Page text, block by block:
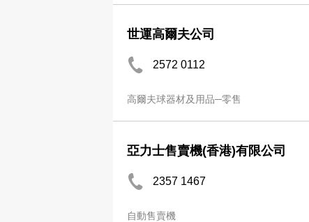
世運高爾夫公司
2572 0112
高爾夫球器材及用品─零售
亞力士售賣機(香港)有限公司
2357 1467
自動售賣機